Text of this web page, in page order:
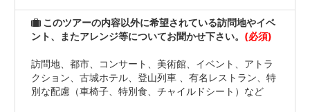
このツアーの内容以外に希望されている訪問地やイベ
ント、またアレンジ等についてお聞かせ下さい。 (必須)
訪問地、都市、コンサート、美術館、イベント、アトラ
クション、古城ホテル、登山列車 、有名レストラン、特
別な配慮（車椅子、特別食、チャイルドシート）など